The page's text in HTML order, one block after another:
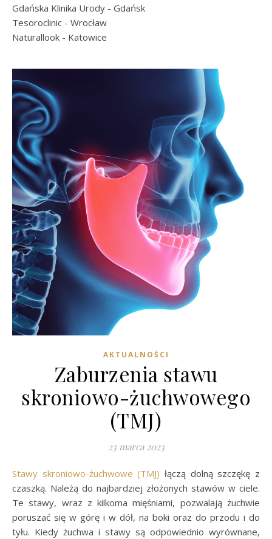
Gdańska Klinika Urody - Gdańsk
Tesoroclinic - Wrocław
Naturallook - Katowice
AKTUALNOŚCI
Zaburzenia stawu
skroniowo-żuchwowego
(TMJ)
23 marca 2023
Stawy skroniowo-żuchwowe (TMJ) łączą dolną szczękę z
czaszką. Należą do najbardziej złożonych stawów w ciele.
Te stawy, wraz z kilkoma mięśniami, pozwalają żuchwie
poruszać się w górę i w dół, na boki oraz do przodu i do
tyłu. Kiedy żuchwa i stawy są odpowiednio wyrównane,